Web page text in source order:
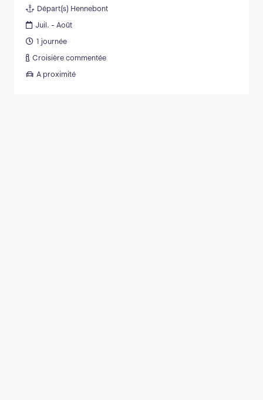
Départ(s) Hennebont
Juil. - Août
1 journée
Croisière commentée
A proximité